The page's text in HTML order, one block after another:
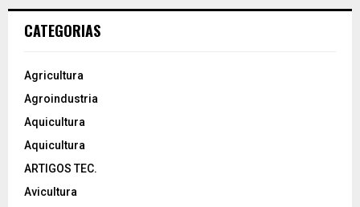
CATEGORIAS
Agricultura
Agroindustria
Aquicultura
Aquicultura
ARTIGOS TEC.
Avicultura